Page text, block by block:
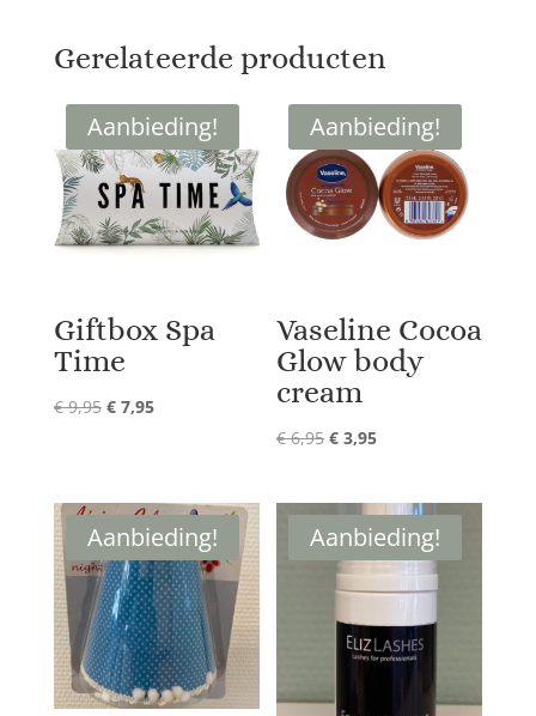
Gerelateerde producten
Aanbieding!
Giftbox Spa
Time
€9,95 Oorspronkelijke
€ 9,95.
€7,95Huidige
€ 7,95.
Aanbieding!
Vaseline Cocoa
Glow body
cream
€6,95 Oorspronkelijke
was:
€ 6,95.
€ 3,95Huidige
is:
€ 3,95.
Aanbieding! Aanbieding!